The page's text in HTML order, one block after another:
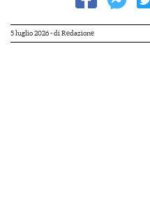
5 luglio 2026- di Redazione